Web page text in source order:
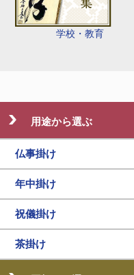
学校・教育
用途から選ぶ
仏事掛け
年中掛け
祝儀掛け
茶掛け